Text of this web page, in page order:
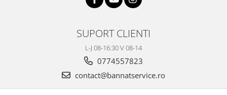
SUPORT CLIENTI
L-J 08-16:30 V 08-14
0774557823
contact@bannatservice.ro